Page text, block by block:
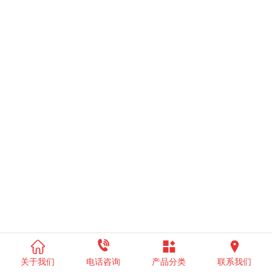

关于我们

电话咨询

产品分类

联系我们